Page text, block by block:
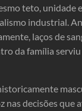
teto, unidade
industrial.
laços de
da família
nas decisões que